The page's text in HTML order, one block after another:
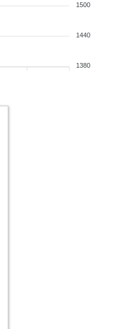
1500
1440
1380